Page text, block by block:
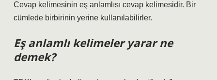
Cevap kelimesinin eş anlamlısı cevap kelimesidir. Bir
cümlede birbirinin yerine kullanılabilirler.
Eş anlamlı kelimeler yarar ne
demek?